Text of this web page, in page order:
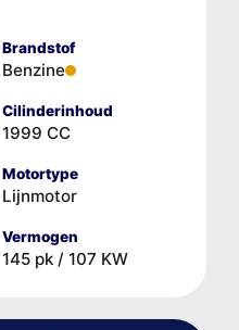
Brandstof
Benzine
Cilinderinhoud
1999 CC
Motortype
Lijnmotor
Vermogen
145 pk / 107 KW